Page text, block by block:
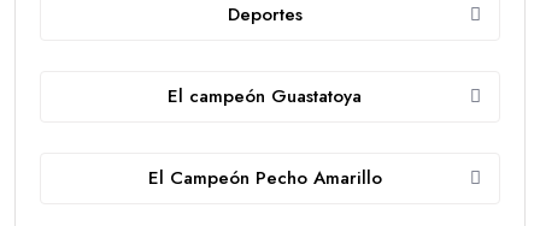
Deportes
El campeón Guastatoya
El Campeón Pecho Amarillo